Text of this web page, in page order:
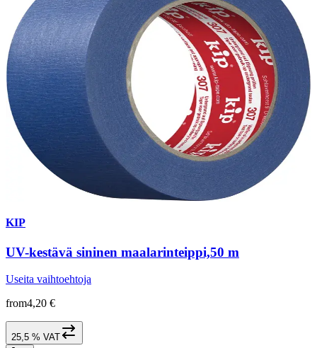
KIP
UV-kestävä sininen maalarinteippi,50 m
Useita vaihtoehtoja
from4,20 €
25,5 % VAT